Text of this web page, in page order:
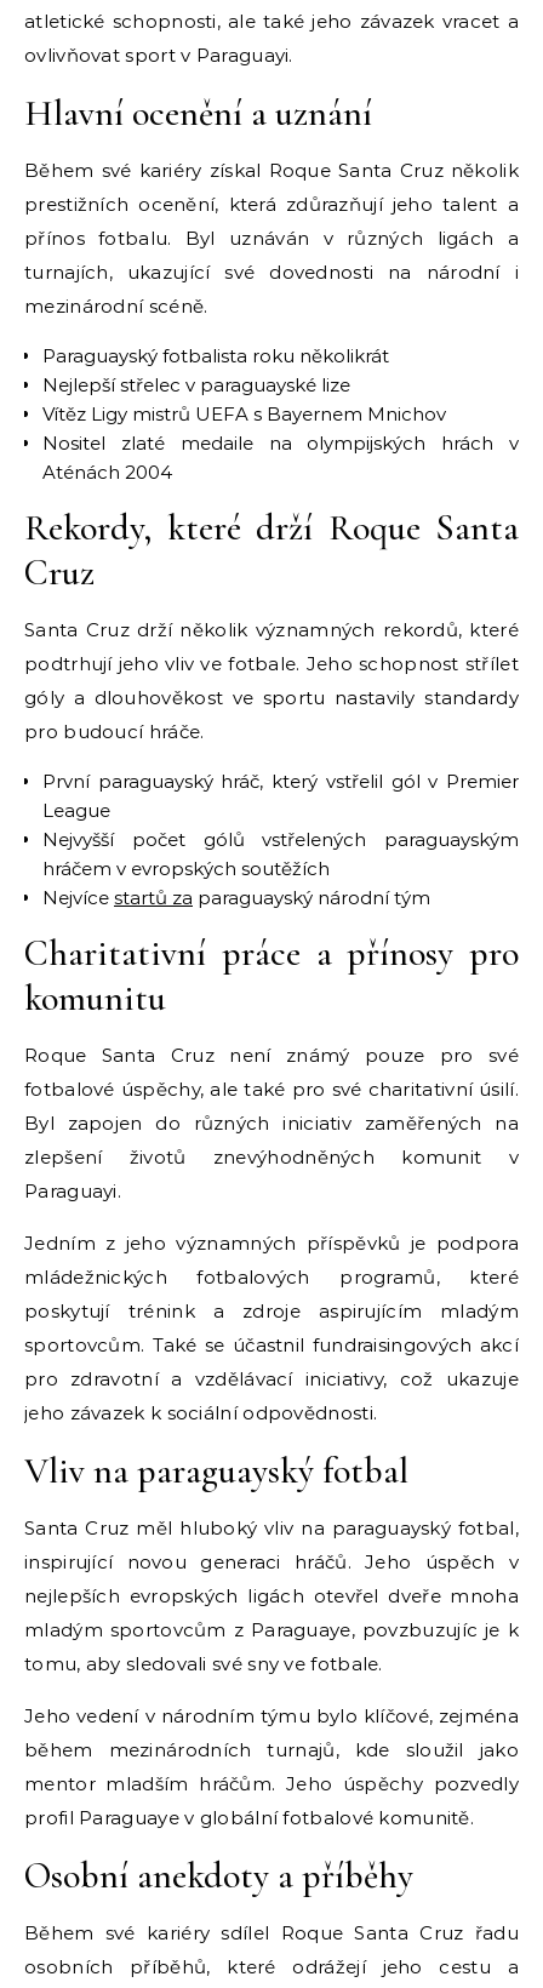
atletické schopnosti, ale také jeho závazek vracet a
ovlivňovat sport v Paraguayi.
Hlavní ocenění a uznání
Během své kariéry získal Roque Santa Cruz několik
prestižních ocenění, která zdůrazňují jeho talent a
přínos fotbalu. Byl uznáván v různých ligách a
turnajích, ukazující své dovednosti na národní i
mezinárodní scéně.
Paraguayský fotbalista roku několikrát
Nejlepší střelec v paraguayské lize
Vítěz Ligy mistrů UEFA s Bayernem Mnichov
Nositel zlaté medaile na olympijských hrách v
Aténách 2004
Rekordy, které drží Roque Santa
Cruz
Santa Cruz drží několik významných rekordů, které
podtrhují jeho vliv ve fotbale. Jeho schopnost střílet
góly a dlouhověkost ve sportu nastavily standardy
pro budoucí hráče.
První paraguayský hráč, který vstřelil gól v Premier
League
Nejvyšší počet gólů vstřelených paraguayským
hráčem v evropských soutěžích
Nejvíce startů za paraguayský národní tým
Charitativní práce a přínosy pro
komunitu
Roque Santa Cruz není známý pouze pro své
fotbalové úspěchy, ale také pro své charitativní úsilí.
Byl zapojen do různých iniciativ zaměřených na
zlepšení životů znevýhodněných komunit v
Paraguayi.
Jedním z jeho významných příspěvků je podpora
mládežnických fotbalových programů, které
poskytují trénink a zdroje aspirujícím mladým
sportovcům. Také se účastnil fundraisingových akcí
pro zdravotní a vzdělávací iniciativy, což ukazuje
jeho závazek k sociální odpovědnosti.
Vliv na paraguayský fotbal
Santa Cruz měl hluboký vliv na paraguayský fotbal,
inspirující novou generaci hráčů. Jeho úspěch v
nejlepších evropských ligách otevřel dveře mnoha
mladým sportovcům z Paraguaye, povzbuzujíc je k
tomu, aby sledovali své sny ve fotbale.
Jeho vedení v národním týmu bylo klíčové, zejména
během mezinárodních turnajů, kde sloužil jako
mentor mladším hráčům. Jeho úspěchy pozvedly
profil Paraguaye v globální fotbalové komunitě.
Osobní anekdoty a příběhy
Během své kariéry sdílel Roque Santa Cruz řadu
osobních příběhů, které odrážejí jeho cestu a